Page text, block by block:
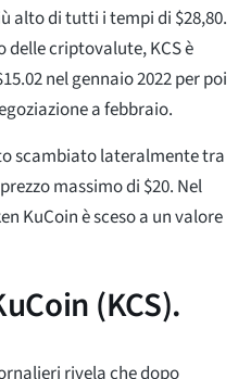
alto di tutti i tempi di $28,80.
delle criptovalute, KCS è
nel gennaio 2022 per poi
a febbraio.
scambiato lateralmente tra
massimo di $20. Nel
KuCoin è sceso a un valore
(KCS).
rivela che dopo